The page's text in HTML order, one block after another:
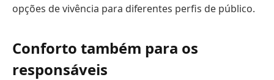
opções de vivência para diferentes perfis de público.
Conforto também para os
responsáveis